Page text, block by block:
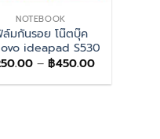
NOTEBOOK
มกันรอย โน๊ตบุ๊ค
ideapad S530
– ฿450.00Price
฿250.00